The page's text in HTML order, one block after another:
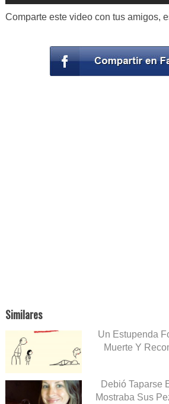
Comparte este video con tus amigos,
Similares
Un Estupenda
Muerte Y
Debió Taparse
Mostraba Sus